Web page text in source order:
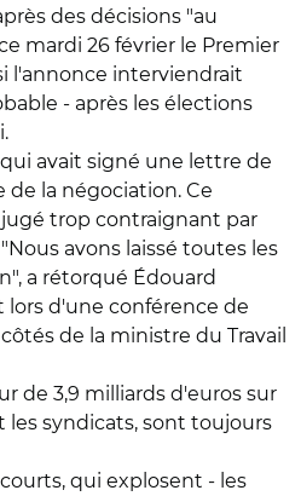
des décisions "au
mardi 26 février le Premier
l'annonce interviendrait
- après les élections
avait signé une lettre de
de la négociation. Ce
trop contraignant par
avons laissé toutes les
a rétorqué Édouard
lors d'une conférence de
de la ministre du Travail
de 3,9 milliards d'euros sur
les syndicats, sont toujours
qui explosent - les